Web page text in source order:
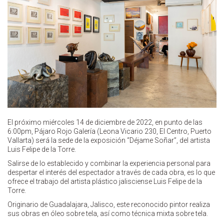
El próximo miércoles 14 de diciembre de 2022, en punto de las
6:00pm, Pájaro Rojo Galería (Leona Vicario 230, El Centro, Puerto
Vallarta) será la sede de la exposición “Déjame Soñar”, del artista
Luis Felipe de la Torre.
Salirse de lo establecido y combinar la experiencia personal para
despertar el interés del espectador a través de cada obra, es lo que
ofrece el trabajo del artista plástico jalisciense Luis Felipe de la
Torre.
Originario de Guadalajara, Jalisco, este reconocido pintor realiza
sus obras en óleo sobre tela, así como técnica mixta sobre tela.